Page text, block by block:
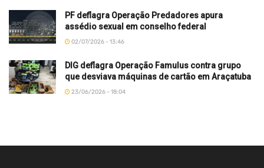
PF deflagra Operação Predadores apura
assédio sexual em conselho federal
02/07/2026 - 13:46
DIG deflagra Operação Famulus contra grupo
que desviava máquinas de cartão em Araçatuba
23/06/2026 - 18:04